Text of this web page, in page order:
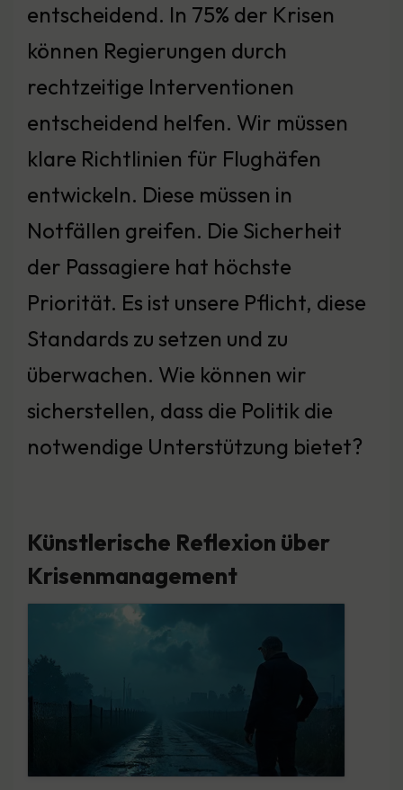
entscheidend. In 75% der Krisen
können Regierungen durch
rechtzeitige Interventionen
entscheidend helfen. Wir müssen
klare Richtlinien für Flughäfen
entwickeln. Diese müssen in
Notfällen greifen. Die Sicherheit
der Passagiere hat höchste
Priorität. Es ist unsere Pflicht, diese
Standards zu setzen und zu
überwachen. Wie können wir
sicherstellen, dass die Politik die
notwendige Unterstützung bietet?
Künstlerische Reflexion über
Krisenmanagement